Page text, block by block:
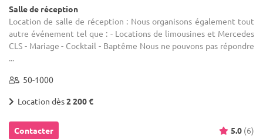
Salle de réception
Location de salle de réception : Nous organisons également tout
autre événement tel que : - Locations de limousines et Mercedes
CLS - Mariage - Cocktail - Baptême Nous ne pouvons pas répondre
50-1000
Location dès2 200 €
Contacter 5.0 (6)